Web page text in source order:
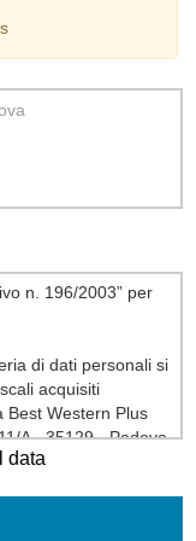
n. 196/2003” per
di dati personali si
acquisiti
Best Western Plus
A - 35129 - Padova
in forma cartacea,
dei rapporti
data